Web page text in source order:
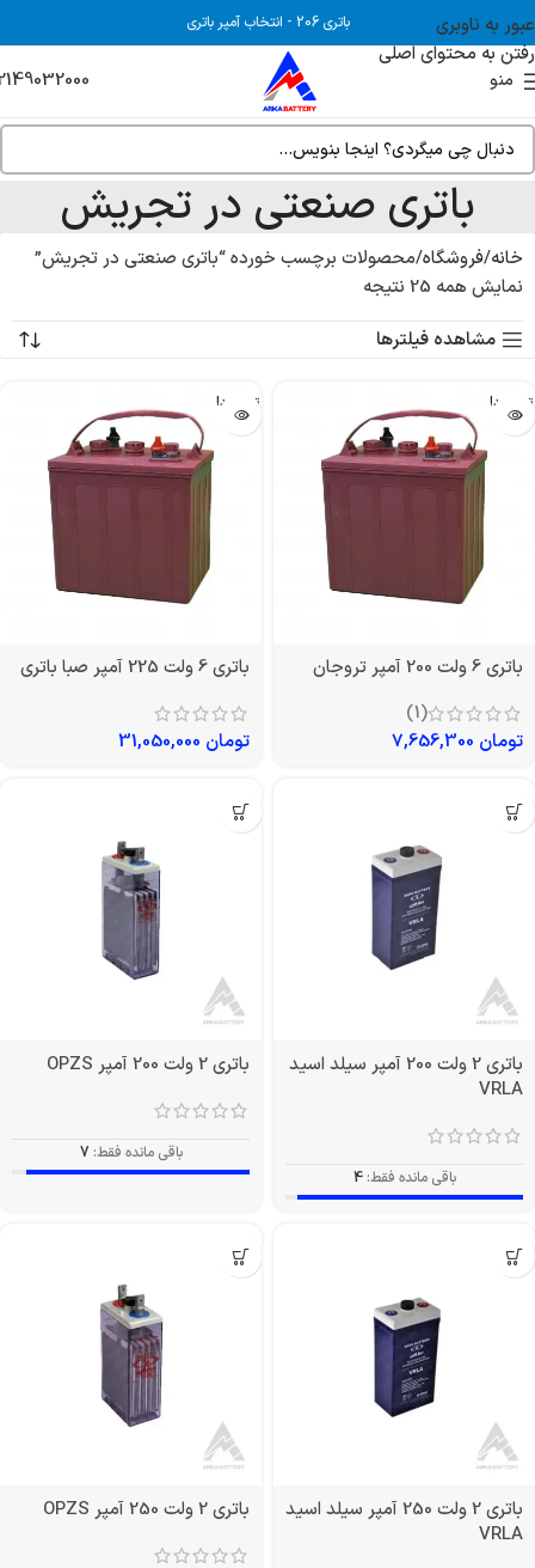
عبور به ناوبری
رفتن به محتوای اصلی
باتری 206 - انتخاب آمپر باتری
منو
باتری صنعتی در تجریش
خانه فروشگاه محصولات برچسب خورده “باتری صنعتی در تجریش”
نمایش همه 25 نتیجه
مشاهده فیلترها
تمام شد!
باتری 6 ولت 200 آمپر تروجان
(1)
تومان
تمام شد!
باتری 6 ولت 225 آمپر صبا باتری
تومان
باتری 2 ولت 200 آمپر سیلد اسید
VRLA
باقی مانده فقط: 4
باتری 2 ولت 200 آمپر OPZS
باقی مانده فقط: 7
باتری 2 ولت 250 آمپر سیلد اسید
VRLA
باتری 2 ولت 250 آمپر OPZS